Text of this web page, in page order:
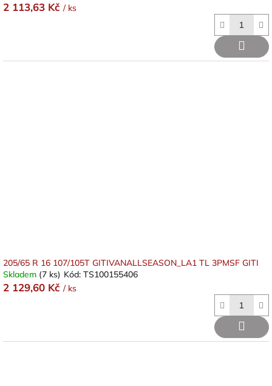
2 113,63 Kč / ks
205/65 R 16 107/105T GITIVANALLSEASON_LA1 TL 3PMSF GITI
Skladem (7 ks) Kód: TS100155406
2 129,60 Kč / ks